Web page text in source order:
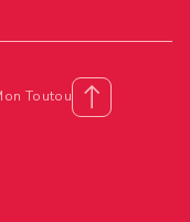
Toutou